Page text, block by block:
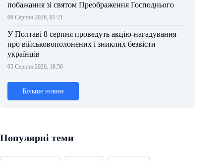
побажання зі святом Преображення Господнього
06 Серпня 2026, 01:21
У Полтаві 8 серпня проведуть акцію-нагадування
про військовополонених і зниклих безвісти
українців
05 Серпня 2026, 18:56
Більше новин
Популярні теми